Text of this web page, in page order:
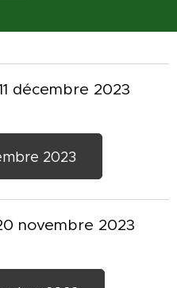
décembre 2023
2023
novembre 2023